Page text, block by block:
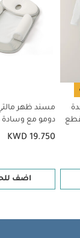
مسند
سوبريم سليب
فاتح
مسند ظهر
دومو مع
KWD 19.750
اضف